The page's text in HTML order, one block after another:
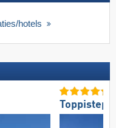
hotels